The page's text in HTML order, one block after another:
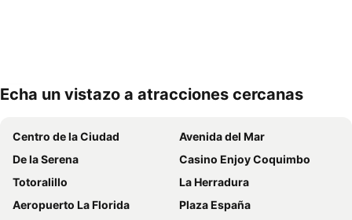
Echa un vistazo a atracciones cercanas
Centro de la Ciudad
Avenida del Mar
De la Serena
Casino Enjoy Coquimbo
Totoralillo
La Herradura
Aeropuerto La Florida
Plaza España